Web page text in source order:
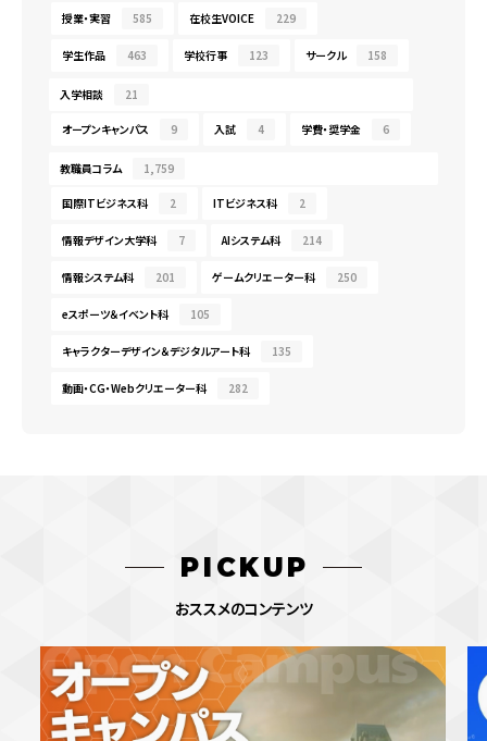
授業・実習 585 在校生VOICE 229
学生作品 463 学校行事 123 サークル 158
入学相談 21
オープンキャンパス 9 入試 4 学費・奨学金 6
教職員コラム 1,759
国際ITビジネス科 2 ITビジネス科 2
情報デザイン大学科 7 AIシステム科 214
情報システム科 201 ゲームクリエーター科 250
eスポーツ＆イベント科 105
キャラクターデザイン＆デジタルアート科 135
動画・CG・Webクリエーター科 282
PICKUP
おススメのコンテンツ